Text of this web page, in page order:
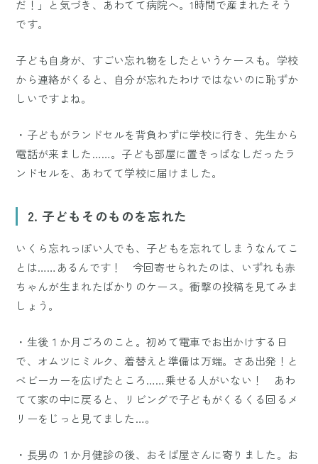
だ！」と気づき、あわてて病院へ。1時間で産まれたそう
です。
子ども自身が、すごい忘れ物をしたというケースも。学校
から連絡がくると、自分が忘れたわけではないのに恥ずか
しいですよね。
・子どもがランドセルを背負わずに学校に行き、先生から
電話が来ました……。子ども部屋に置きっぱなしだったラ
ンドセルを、あわてて学校に届けました。
2. 子どもそのものを忘れた
いくら忘れっぽい人でも、子どもを忘れてしまうなんてこ
とは……あるんです！ 今回寄せられたのは、いずれも赤
ちゃんが生まれたばかりのケース。衝撃の投稿を見てみま
しょう。
・生後１か月ごろのこと。初めて電車でお出かけする日
で、オムツにミルク、着替えと準備は万端。さあ出発！と
ベビーカーを広げたところ……乗せる人がいない！ あわ
てて家の中に戻ると、リビングで子どもがくるくる回るメ
リーをじっと見てました…。
・長男の１か月健診の後、おそば屋さんに寄りました。お